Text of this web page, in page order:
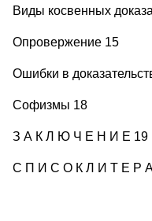
Виды косвенных
Опровержение 15
Ошибки в
Софизмы 18
З А К Л Ю Ч Е Н И Е 19
С П И С О К Л И Т Е Р